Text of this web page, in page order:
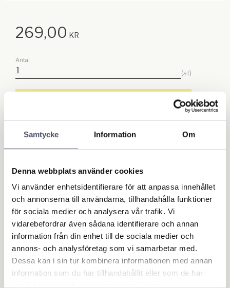
Samtycke Information Om
Denna webbplats använder cookies
Vi använder enhetsidentifierare för att anpassa innehållet
och annonserna till användarna, tillhandahålla funktioner
för sociala medier och analysera vår trafik. Vi
vidarebefordrar även sådana identifierare och annan
information från din enhet till de sociala medier och
annons- och analysföretag som vi samarbetar med.
Dessa kan i sin tur kombinera informationen med annan
information som du har tillhandahållit eller som de har
269,00 KR
Antal
st
Lägg
Lagerstatus
I lager
Ge ett omdöme!
Omdömen
Du